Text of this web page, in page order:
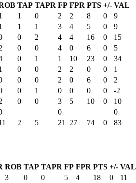
TAP TAPR FP FPR PTS +/- VAL
1 0 2 2 8 0
9
1 1 3 4 5 0
9
0 2 4 4 16 0
15
0 0 4 0 6 0
5
0 1 1 10 23 0
34
0 0 2 2 0 0
1
0 0 2 0 6 0
2
0 1 0 0 0 0
-2
0 0 3 5 10 0
10
0
0
2 5 21 27 74 0 83
ROB TAP TAPR FP FPR PTS +/- VAL
3 0 0 5 4 18 0
11